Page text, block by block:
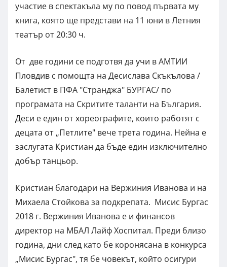
участие в спектакъла му по повод първата му
книга, която ще представи на 11 юни в Летния
театър от 20:30 ч.
От две години се подготвя да учи в АМТИИ
Пловдив с помощта на Десислава Скъкълова /
Балетист в ПФА "Странджа" БУРГАС/ по
програмата на Скритите таланти на България.
Деси е един от хореографите, които работят с
децата от „Петлите" вече трета година. Нейна е
заслугата Кристиан да бъде един изключително
добър танцьор.
Кристиан благодари на Вержиния Иванова и на
Михаела Стойкова за подкрепата. Мисис Бургас
2018 г. Вержиния Иванова е и финансов
директор на МБАЛ Лайф Хоспитал. Преди близо
година, дни след като бе коронясана в конкурса
„Мисис Бургас", тя бе човекът, който осигури